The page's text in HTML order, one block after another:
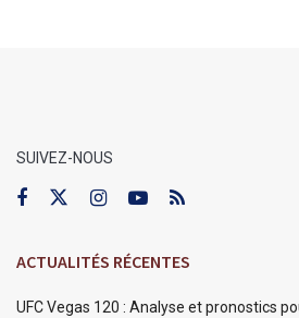
SUIVEZ-NOUS
ACTUALITÉS RÉCENTES
UFC Vegas 120 : Analyse et pronostics